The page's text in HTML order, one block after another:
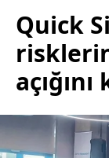
Quick